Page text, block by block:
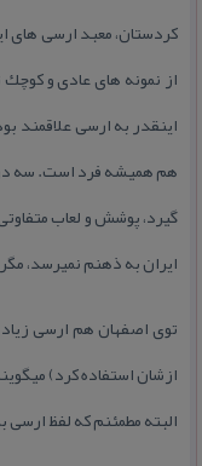
كردستان، معبد ارسی های
اینقدر به ارسی علاقمند
هم همیشه فرد است. سه
گیرد، پوشش و لعاب
ایران به ذهنم نمیرسد،
توی اصفهان هم ارسی
ازشان استفاده كرد)
البته مطمئنم كه لفظ